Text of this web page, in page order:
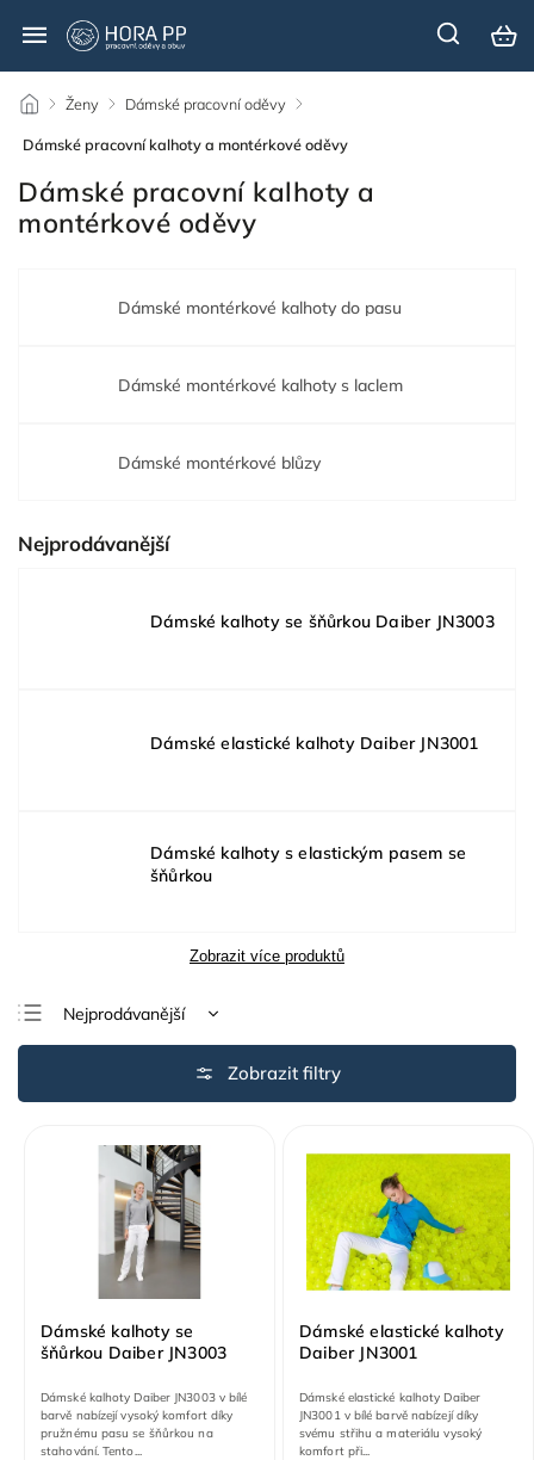
/ Ženy / Dámské pracovní oděvy /
Dámské pracovní kalhoty a montérkové oděvy
Dámské pracovní kalhoty a
montérkové oděvy
Dámské montérkové kalhoty do pasu
Dámské montérkové kalhoty s laclem
Dámské montérkové blůzy
Nejprodávanější
Dámské kalhoty se šňůrkou Daiber JN3003
Dámské elastické kalhoty Daiber JN3001
Dámské kalhoty s elastickým pasem se
šňůrkou
Zobrazit více produktů
Nejprodávanější
Nejlevnější
Dámské kalhoty se
šňůrkou Daiber JN3003
Dámské kalhoty Daiber JN3003 v bílé
barvě nabízejí vysoký komfort díky
pružnému pasu se šňůrkou na
stahování. Tento...
Dámské elastické kalhoty
Daiber JN3001
Dámské elastické kalhoty Daiber
JN3001 v bílé barvě nabízejí díky
svému střihu a materiálu vysoký
komfort při...